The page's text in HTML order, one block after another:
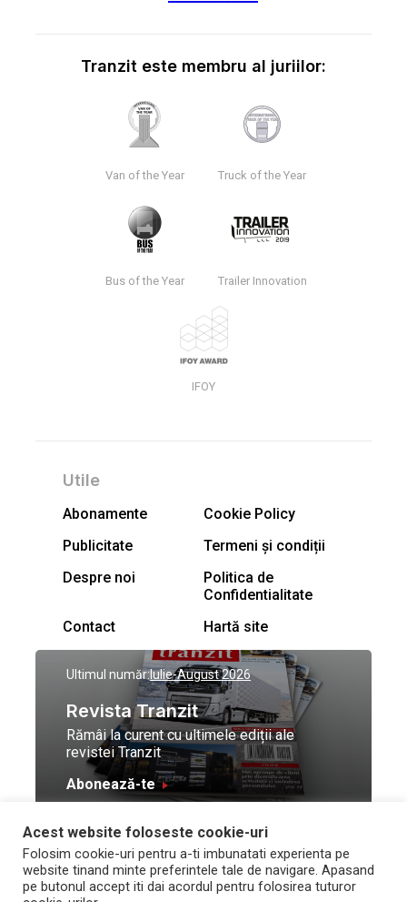
Tranzit este membru al juriilor:
Van of the Year Truck of the Year
Bus of the Year Trailer Innovation
IFOY
Utile
Abonamente
Cookie Policy
Publicitate
Termeni și condiții
Despre noi
Politica de
Confidentialitate
Contact
Hartă site
Ultimul număr:Iulie-August 2026
Revista Tranzit
Rămâi la curent cu ultimele ediții ale
revistei Tranzit
Abonează-te
© Toate drepturile
rezervate Trafic Media
2026
Design by
and development byNeo
Vision Technologies
Acest website foloseste cookie-uri
Folosim cookie-uri pentru a-ti imbunatati experienta pe
website tinand minte preferintele tale de navigare. Apasand
pe butonul accept iti dai acordul pentru folosirea tuturor